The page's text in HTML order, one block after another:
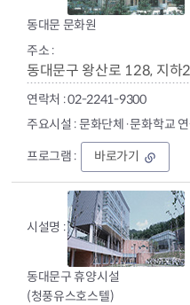
련
관
동대문 문화원
동대문구 왕산로 128, 지하
02-2241-9300
문화단체·문화학교
동
대
문
문
화
원
바로가기
동대문구 휴양시설
(청풍유스호스텔)